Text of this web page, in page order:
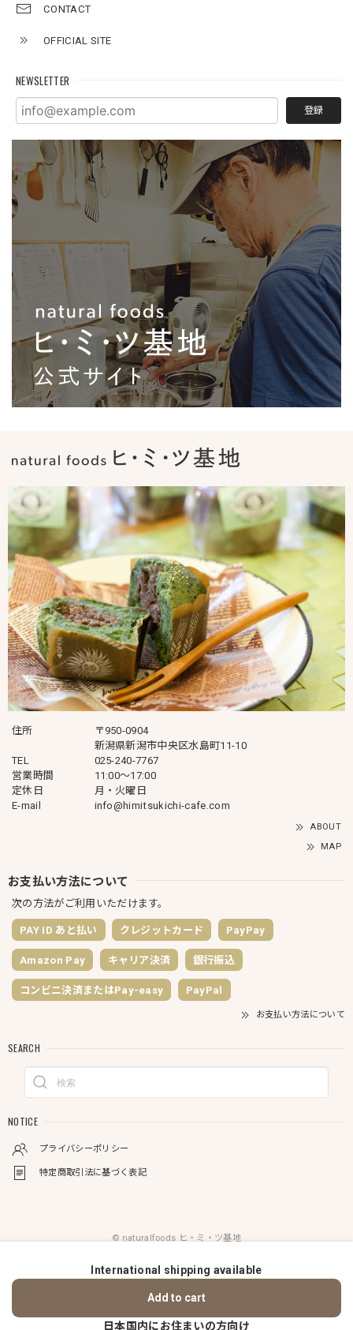
CONTACT
OFFICIAL SITE
NEWSLETTER
登録
住所
〒950-0904
新潟県新潟市中央区水島町11-10
TEL
025-240-7767
営業時間
11:00～17:00
定休日
月・火曜日
E-mail
info@himitsukichi-cafe.com
ABOUT
MAP
お支払い方法について
次の方法がご利用いただけます。
PAY ID あと払い クレジットカード PayPay
Amazon Pay キャリア決済 銀行振込
コンビニ決済またはPay-easy PayPal
お支払い方法について
SEARCH
NOTICE
プライバシーポリシー
特定商取引法に基づく表記
© naturalfoods ヒ・ミ・ツ基地
International shipping available
Add to cart
日本国内にお住まいの方向け
ショップに質問する